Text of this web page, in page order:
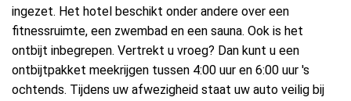
ingezet. Het hotel beschikt onder andere over een
fitnessruimte, een zwembad en een sauna. Ook is het
ontbijt inbegrepen. Vertrekt u vroeg? Dan kunt u een
ontbijtpakket meekrijgen tussen 4:00 uur en 6:00 uur 's
ochtends. Tijdens uw afwezigheid staat uw auto veilig bij